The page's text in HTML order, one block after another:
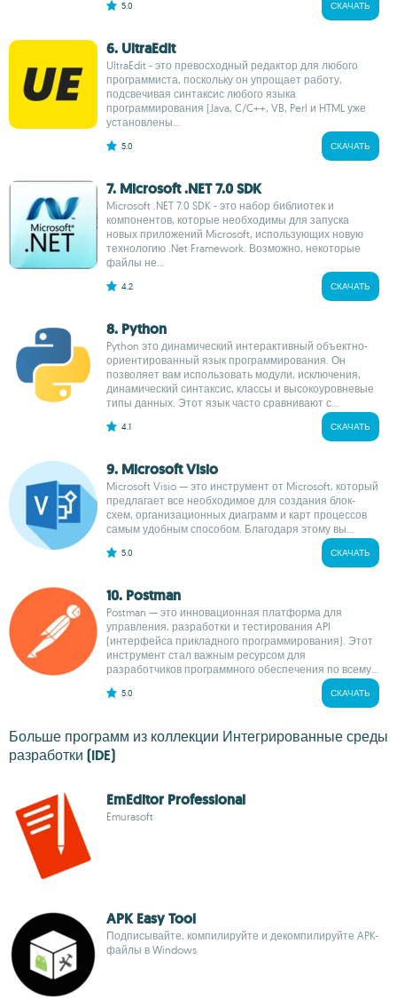
5.0 СКАЧАТЬ
6. UltraEdit
UltraEdit - это превосходный редактор для любого
программиста, поскольку он упрощает работу,
подсвечивая синтаксис любого языка
программирования (Java, C/C++, VB, Perl и HTML уже
установлены...
5.0 СКАЧАТЬ
7. Microsoft .NET 7.0 SDK
Microsoft .NET 7.0 SDK - это набор библиотек и
компонентов, которые необходимы для запуска
новых приложений Microsoft, использующих новую
технологию .Net Framework. Возможно, некоторые
файлы не...
4.2 СКАЧАТЬ
8. Python
Python это динамический интерактивный объектно-
ориентированный язык программирования. Он
позволяет вам использовать модули, исключения,
динамический синтаксис, классы и высокоуровневые
типы данных. Этот язык часто сравнивают с...
4.1 СКАЧАТЬ
9. Microsoft Visio
Microsoft Visio — это инструмент от Microsoft, который
предлагает все необходимое для создания блок-
схем, организационных диаграмм и карт процессов
самым удобным способом. Благодаря этому вы...
5.0 СКАЧАТЬ
10. Postman
Postman — это инновационная платформа для
управления, разработки и тестирования API
(интерфейса прикладного программирования). Этот
инструмент стал важным ресурсом для
разработчиков программного обеспечения по всему...
5.0 СКАЧАТЬ
Больше программ из коллекции Интегрированные среды
разработки (IDE)
EmEditor Professional
Emurasoft
APK Easy Tool
Подписывайте, компилируйте и декомпилируйте APK-
файлы в Windows